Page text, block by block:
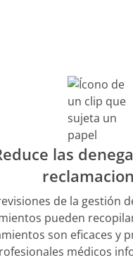
las
de la gestión
pueden
son eficaces y
médicos